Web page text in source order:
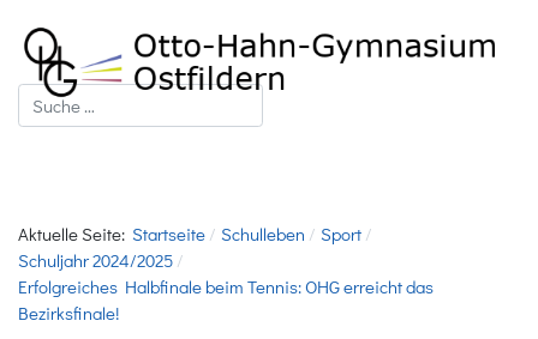
Suchen
Aktuelle Seite: Startseite Schulleben
Sport
Schuljahr 2024/2025
Erfolgreiches Halbfinale beim Tennis: OHG erreicht das
Bezirksfinale!